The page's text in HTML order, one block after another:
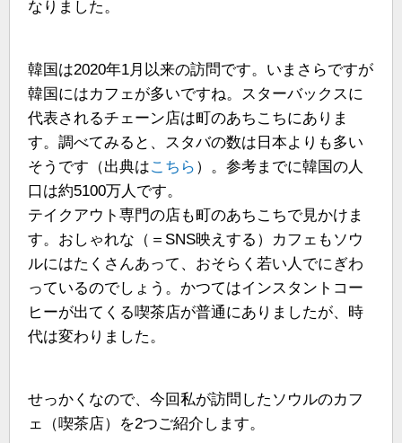
なりました。
韓国は2020年1月以来の訪問です。いまさらですが
韓国にはカフェが多いですね。スターバックスに
代表されるチェーン店は町のあちこちにありま
す。調べてみると、スタバの数は日本よりも多い
そうです（出典はこちら ）。参考までに韓国の人
口は約5100万人です。
テイクアウト専門の店も町のあちこちで見かけま
す。おしゃれな（＝SNS映えする）カフェもソウ
ルにはたくさんあって、おそらく若い人でにぎわ
っているのでしょう。かつてはインスタントコー
ヒーが出てくる喫茶店が普通にありましたが、時
代は変わりました。
せっかくなので、今回私が訪問したソウルのカフ
ェ（喫茶店）を2つご紹介します。